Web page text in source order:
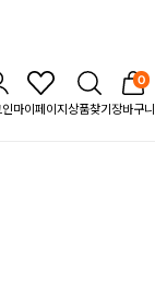
마이페이지 상품찾기
0
장바구니